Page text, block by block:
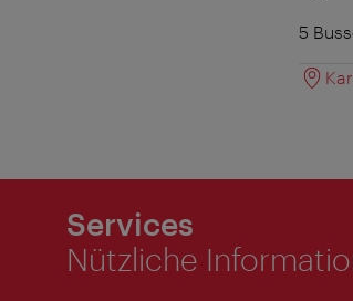
5
Services
Nützliche